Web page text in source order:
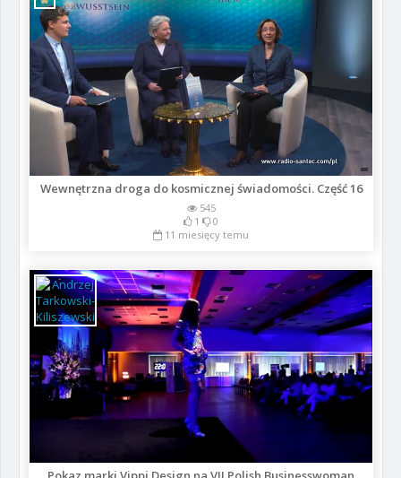
Wewnętrzna droga do kosmicznej świadomości. Część 16
545
1
0
11 miesięcy temu